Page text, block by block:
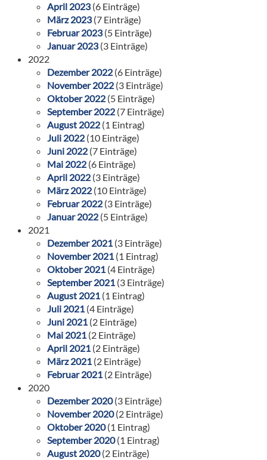
April 2023(6 Einträge)
März 2023(7 Einträge)
Februar 2023(5 Einträge)
Januar 2023(3 Einträge)
2022
Dezember 2022 (6 Einträge)
November 2022 (3 Einträge)
Oktober 2022 (5 Einträge)
September 2022 (7 Einträge)
August 2022 (1 Eintrag)
Juli 2022 (10 Einträge)
Juni 2022 (7 Einträge)
Mai 2022 (6 Einträge)
April 2022 (3 Einträge)
März 2022 (10 Einträge)
Februar 2022 (3 Einträge)
Januar 2022 (5 Einträge)
2021
Dezember 2021 (3 Einträge)
November 2021 (1 Eintrag)
Oktober 2021 (4 Einträge)
September 2021 (3 Einträge)
August 2021 (1 Eintrag)
Juli 2021 (4 Einträge)
Juni 2021 (2 Einträge)
Mai 2021 (2 Einträge)
April 2021 (2 Einträge)
März 2021 (2 Einträge)
Februar 2021 (2 Einträge)
2020
Dezember 2020(3 Einträge)
November 2020(2 Einträge)
Oktober 2020(1 Eintrag)
September 2020(1 Eintrag)
August 2020(2 Einträge)